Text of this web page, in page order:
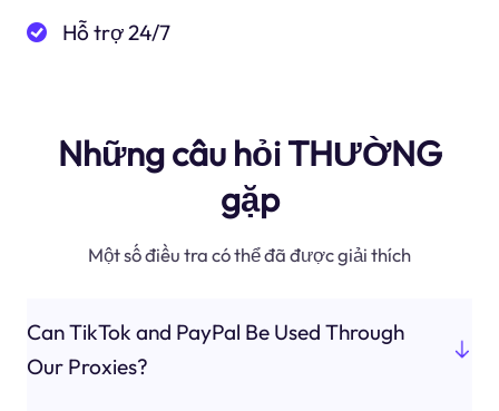
Hỗ trợ 24/7
Những câu hỏi THƯỜNG
gặp
Một số điều tra có thể đã được giải thích
Can TikTok and PayPal Be Used Through
Our Proxies?